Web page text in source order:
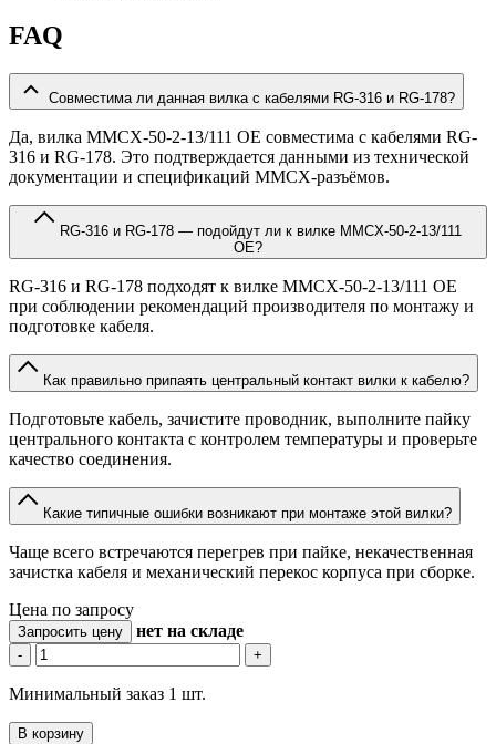
FAQ
Совместима ли данная вилка с кабелями RG-316 и RG-178?
Да, вилка MMCX-50-2-13/111 OE совместима с кабелями RG-
316 и RG-178. Это подтверждается данными из технической
документации и спецификаций MMCX-разъёмов.
OE?
RG-316 и RG-178 подходят к вилке MMCX-50-2-13/111 OE
при соблюдении рекомендаций производителя по монтажу и
подготовке кабеля.
Как правильно припаять центральный контакт вилки к кабелю?
Подготовьте кабель, зачистите проводник, выполните пайку
центрального контакта с контролем температуры и проверьте
качество соединения.
Какие типичные ошибки возникают при монтаже этой вилки?
Чаще всего встречаются перегрев при пайке, некачественная
зачистка кабеля и механический перекос корпуса при сборке.
Цена по запросу
Запросить цену нет на складе
- +
Минимальный заказ 1 шт.
В корзину